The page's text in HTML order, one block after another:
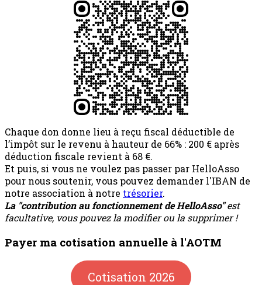
Chaque don donne lieu à reçu fiscal déductible de
l’impôt sur le revenu à hauteur de 66% : 200 € après
déduction fiscale revient à 68 €.
Et puis, si vous ne voulez pas passer par HelloAsso
pour nous soutenir, vous pouvez demander l'IBAN de
notre association à notre trésorier.
La "contribution au fonctionnement de HelloAsso"est
facultative, vous pouvez la modifier ou la supprimer !
Payer ma cotisation annuelle à l'AOTM
Cotisation 2026